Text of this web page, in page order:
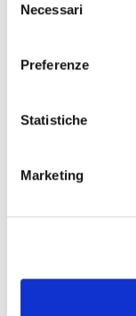
delNecessari
Preferenze
Statistiche
Marketing